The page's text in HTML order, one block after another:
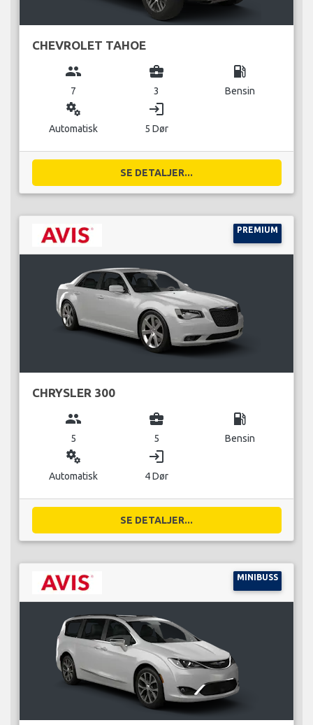
CHEVROLET TAHOE
group
7
business_center
3
local_gas_station
Bensin
miscellaneous_services
Automatisk
login
5 Dør
SE DETALJER...
PREMIUM
CHRYSLER 300
group
5
business_center
5
local_gas_station
Bensin
miscellaneous_services
Automatisk
login
4 Dør
SE DETALJER...
MINIBUSS